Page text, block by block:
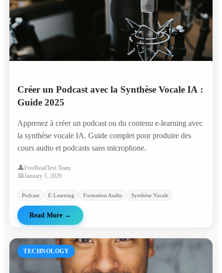
Créer un Podcast avec la Synthèse Vocale IA :
Guide 2025
Apprenez à créer un podcast ou du contenu e-learning avec
la synthèse vocale IA. Guide complet pour produire des
cours audio et podcasts sans microphone.
👤FreeReadText Team
📅January 1, 2026
Podcast E-Learning Formation Audio Synthèse Vocale
Read More →
TECHNOLOGY